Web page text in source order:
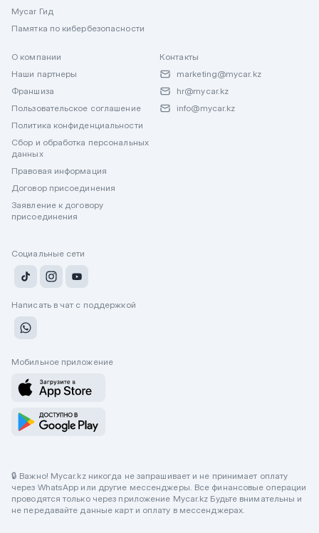
Mycar Гид
Памятка по кибербезопасности
О компании
Наши партнеры
Франшиза
Пользовательское соглашение
Политика конфиденциальности
Сбор и обработка персональных
данных
Правовая информация
Договор присоединения
Заявление к договору
присоединения
Контакты
marketing@mycar.kz
hr@mycar.kz
info@mycar.kz
Социальные сети
Написать в чат с поддержкой
Мобильное приложение
🔒 Важно! Mycar.kz никогда не запрашивает и не принимает оплату
через WhatsApp или другие мессенджеры. Все финансовые операции
проводятся только через приложение Mycar.kz Будьте внимательны и
не передавайте данные карт и оплату в мессенджерах.